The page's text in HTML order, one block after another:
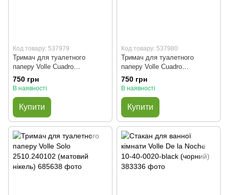
Код товару: 537979
Тримач для туалетного
паперу Volle Cuadro
2536.240101 (хром)
750 грн
В наявності
Купити
Код товару: 537980
Тримач для туалетного
паперу Volle Cuadro
2536.240104 (чорний)
750 грн
В наявності
Купити